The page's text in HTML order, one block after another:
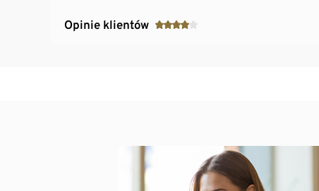
Opinie klientów